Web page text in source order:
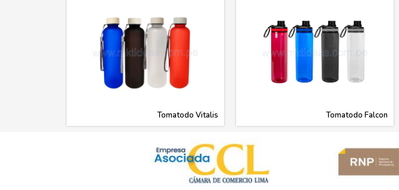
Tomatodo Vitalis Tomatodo Falcon